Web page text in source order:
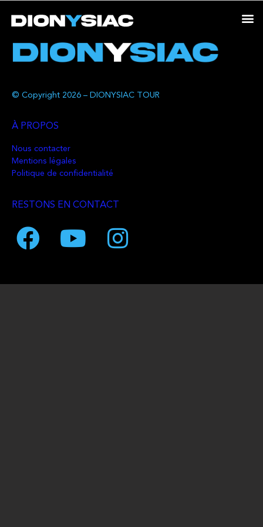
© Copyright 2026 – DIONYSIAC TOUR
À PROPOS
Nous contacter
Mentions légales
Politique de confidentialité
RESTONS EN CONTACT